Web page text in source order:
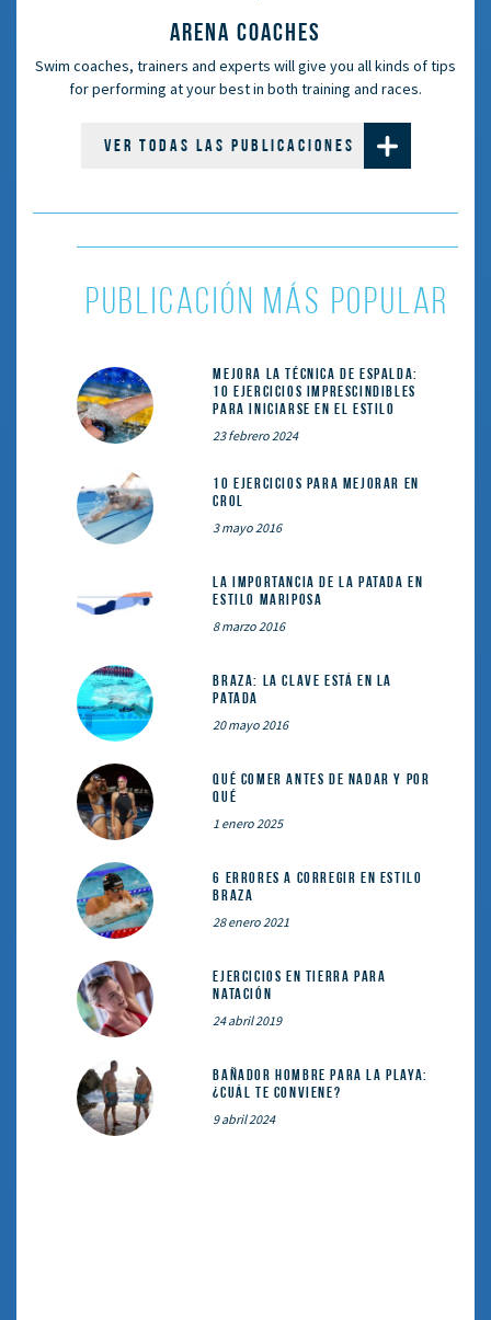
ARENA COACHES
Swim coaches, trainers and experts will give you all kinds of tips
for performing at your best in both training and races.
VER TODAS LAS PUBLICACIONES
PUBLICACIÓN MÁS POPULAR
Mejora la técnica de espalda:
10 ejercicios imprescindibles
para iniciarse en el estilo
23 febrero 2024
10 ejercicios para mejorar en
crol
3 mayo 2016
La importancia de la patada en
estilo mariposa
8 marzo 2016
Braza: la clave está en la
patada
20 mayo 2016
Qué comer ANTES de nadar y por
qué
1 enero 2025
6 errores a corregir en estilo
braza
28 enero 2021
Ejercicios en tierra para
natación
24 abril 2019
Bañador hombre para la playa:
¿cuál te conviene?
9 abril 2024